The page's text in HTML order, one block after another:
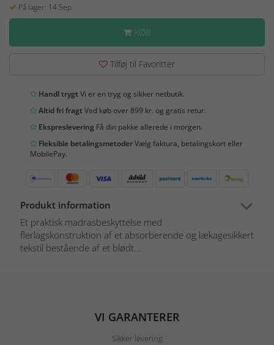
På lager: 14 Sep
KØB
Tilføj til Favoritter
Handl trygtVi er en tryg og sikker netbutik.
Altid fri fragtVed køb over 899 kr. og gratis retur.
Ekspreslevering Få din pakke allerede i morgen.
Fleksible betalingsmetoderVælg faktura, betalingskort eller
MobilePay.
Produkt information
Et praktisk madrasbeskyttelse med
flerlagskonstruktion af et absorberende og lækagesikkert
tekstil bestående af et blødt...
VI GARANTERER
Sikker levering